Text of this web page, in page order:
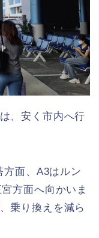
、安く市内へ行
面、A3はルン
方面へ向かいま
乗り換えを減ら